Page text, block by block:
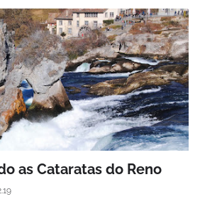
as Cataratas do Reno